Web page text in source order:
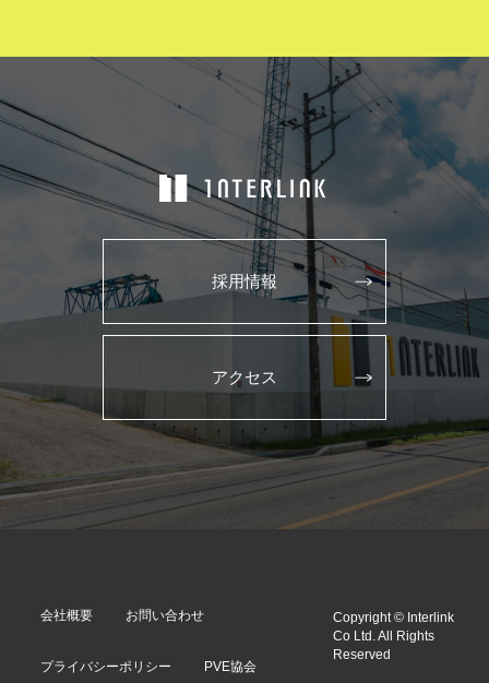
採用情報
アクセス
会社概要 お問い合わせ
プライバシーポリシー PVE協会
Copyright © Interlink
Co Ltd. All Rights
Reserved